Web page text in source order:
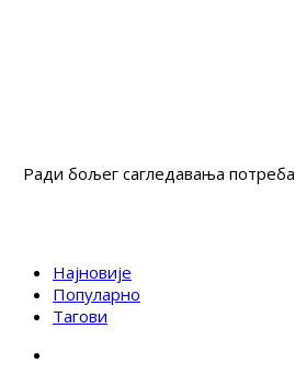
Ради бољег сагледавања
Најновије
Популарно
Тагови